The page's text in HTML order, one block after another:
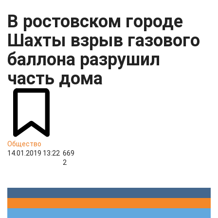
В ростовском городе
Шахты взрыв газового
баллона разрушил
часть дома
Общество
14.01.2019 13:22 669
2